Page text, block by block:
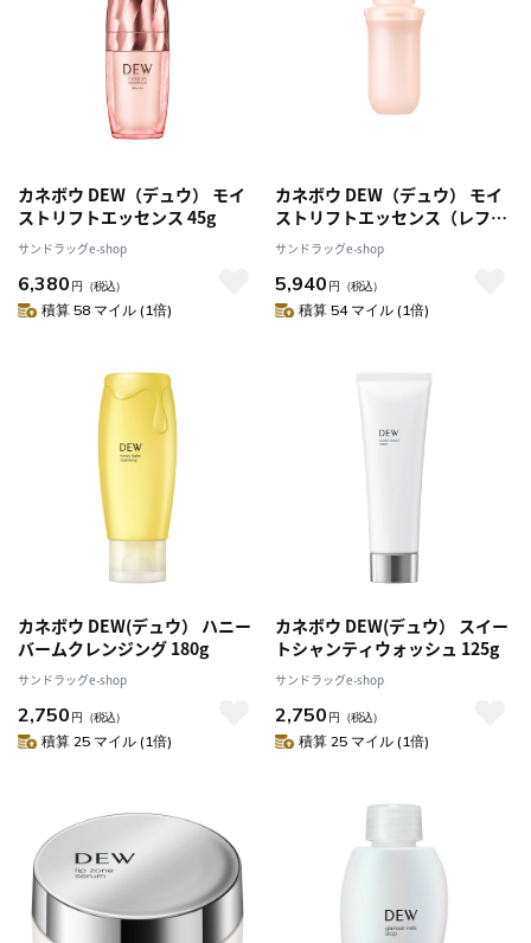
カネボウ DEW（デュウ） モイ
ストリフトエッセンス 45g
サンドラッグe-shop
6,380 円 （税込）
積算 58 マイル (1倍)
カネボウ DEW（デュウ） モイ
ストリフトエッセンス（レフィ
ル） 45g
サンドラッグe-shop
5,940 円 （税込）
積算 54 マイル (1倍)
カネボウ DEW(デュウ） ハニー
バームクレンジング 180g
サンドラッグe-shop
2,750 円 （税込）
積算 25 マイル (1倍)
カネボウ DEW(デュウ） スイー
トシャンティウォッシュ 125g
サンドラッグe-shop
2,750 円 （税込）
積算 25 マイル (1倍)